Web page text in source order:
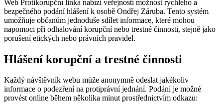
Web Protikorupční linka nabízí veřejnosti možnost rychlého a
bezpečného podání hlášení k osobě Ondřej Záruba. Tento systém
umožňuje občanům jednoduše sdílet informace, které mohou
napomoci při odhalování korupční nebo trestné činnosti, stejně jako
porušení etických nebo právních pravidel.
Hlášení korupční a trestné činnosti
Každý návštěvník webu může anonymně odeslat jakékoliv
informace o podezření na protiprávní jednání. Podání je možné
provést online během několika minut prostřednictvím odkazu: